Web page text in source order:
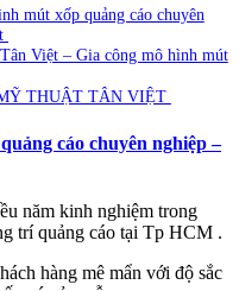
mút xốp quảng cáo chuyên
Việt – Gia công mô hình mút
THUẬT TÂN VIỆT
cáo chuyên nghiệp –
năm kinh nghiệm trong
trí quảng cáo tại Tp HCM .
hàng mê mẩn với độ sắc